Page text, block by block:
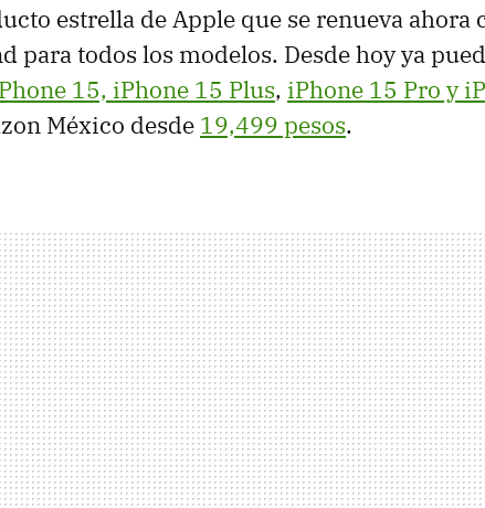
estrella de Apple que se renueva ahora
para todos los modelos. Desde hoy ya
15, iPhone 15 Plus, iPhone 15 Pro y
México desde 19,499 pesos.